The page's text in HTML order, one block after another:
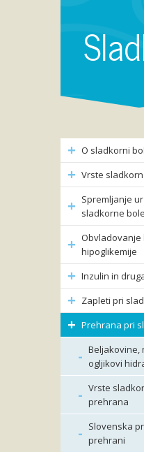
O sladkorni
Vrste
Spremljanje
sladkorne
Obvladovanje
hipoglikemije
Inzulin in
Zapleti pri
Prehrana pri
Beljakovine,
ogljikovi
Vrste
prehrana
Slovenska
prehrani